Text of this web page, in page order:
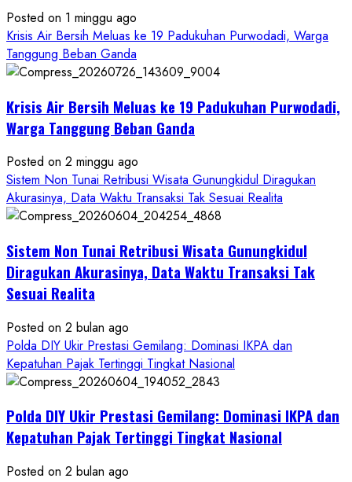
Seret
Oknum
Wartawan
Posted on 1 minggu ago
Krisis Air Bersih Meluas ke 19 Padukuhan Purwodadi, Warga
Tanggung Beban Ganda
Krisis Air Bersih Meluas ke 19 Padukuhan Purwodadi,
Warga Tanggung Beban Ganda
Posted on 2 minggu ago
Sistem Non Tunai Retribusi Wisata Gunungkidul Diragukan
Akurasinya, Data Waktu Transaksi Tak Sesuai Realita
Sistem Non Tunai Retribusi Wisata Gunungkidul
Diragukan Akurasinya, Data Waktu Transaksi Tak
Sesuai Realita
Posted on 2 bulan ago
Polda DIY Ukir Prestasi Gemilang: Dominasi IKPA dan
Kepatuhan Pajak Tertinggi Tingkat Nasional
Polda DIY Ukir Prestasi Gemilang: Dominasi IKPA dan
Kepatuhan Pajak Tertinggi Tingkat Nasional
Posted on 2 bulan ago